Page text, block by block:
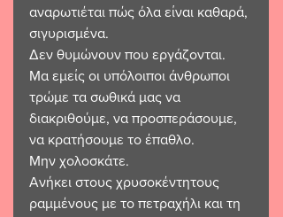
αναρωτιέται πώς όλα είναι καθαρά,
σιγυρισμένα.
Δεν θυμώνουν που εργάζονται.
Μα εμείς οι υπόλοιποι άνθρωποι
τρώμε τα σωθικά μας να
διακριθούμε, να προσπεράσουμε,
να κρατήσουμε το έπαθλο.
Μην χολοσκάτε.
Ανήκει στους χρυσοκέντητους
ραμμένους με το πετραχήλι και τη